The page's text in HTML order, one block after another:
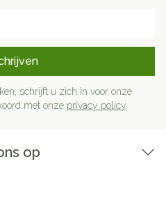
schrijft u zich in voor onze
met onze privacy policy
op